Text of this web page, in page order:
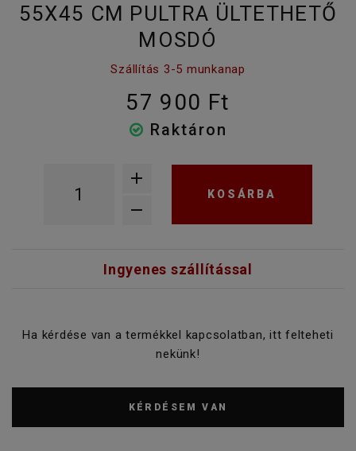
55X45 CM PULTRA ÜLTETHETŐ
MOSDÓ
Szállítás 3-5 munkanap
57 900 Ft
Raktáron
KOSÁRBA
Ingyenes szállítással
Ha kérdése van a termékkel kapcsolatban, itt felteheti
nekünk!
KÉRDÉSEM VAN